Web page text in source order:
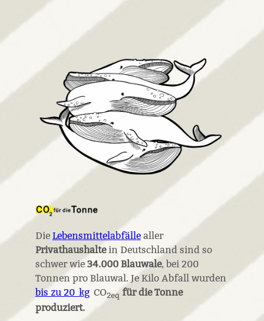
Die Lebensmittelabfällealler ­
Privathaushaltein Deutschland sind so
schwer wie 34.000 Blauwale, bei 200
Tonnen pro Blauwal. Je Kilo Abfall wurden
bis zu 20 kgCO2eq für die Tonne
produziert.